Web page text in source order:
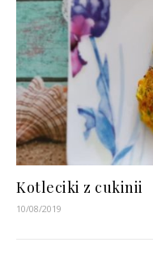
Kotleciki z cukinii
10/08/2019